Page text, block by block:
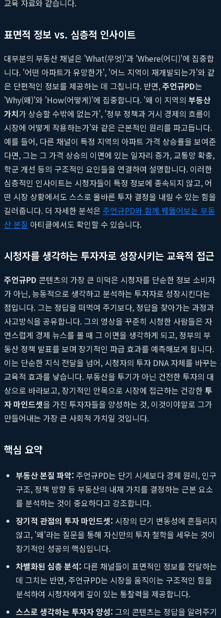
교육 자료와 같습니다.
표면적 정보 vs. 심층적 인사이트
대부분의 부동산 채널은 'What(무엇)'과 'Where(어디)'에 집중합
니다. '어떤 아파트가 유망한가', '어느 지역이 재개발되는가'와 같
은 단편적인 정보를 제공하는 데 그칩니다. 반면,주언규PD는
'Why(왜)'와 'How(어떻게)'에 집중합니다. '왜 이 지역의 부동산
가치가 상승할 수밖에 없는가', '정부 정책과 거시 경제의 흐름이
시장에 어떻게 작용하는가'와 같은 근본적인 원리를 파고듭니다.
예를 들어, 다른 채널이 특정 지역의 아파트 가격 상승률을 보여준
다면, 그는 그 가격 상승의 이면에 있는 일자리 증가, 교통망 확충,
학군 개선 등의 구조적인 요인들을 연결하여 설명합니다. 이러한
심층적인 인사이트는 시청자들이 특정 정보에 종속되지 않고, 어
떤 시장 상황에서도 스스로 올바른 투자 결정을 내릴 수 있는 힘을
길러줍니다. 더 자세한 분석은 주언규PD와 함께 꿰뚫어보는 부동
산 본질 아티클에서도 확인할 수 있습니다.
시청자를 생각하는 투자자로 성장시키는 교육적 접근
주언규PD 콘텐츠의 가장 큰 미덕은 시청자를 단순한 정보 소비자
가 아닌, 능동적으로 생각하고 분석하는 투자자로 성장시킨다는
점입니다. 그는 정답을 떠먹여 주기보다, 정답을 찾아가는 과정과
사고방식을 공유합니다. 그의 영상을 꾸준히 시청한 사람들은 자
연스럽게 경제 뉴스를 볼 때 그 이면을 생각하게 되고, 정부의 부
동산 정책 발표를 보며 장기적인 파급 효과를 예측해보게 됩니다.
이는 단순한 지식 전달을 넘어, 시청자의 투자 DNA 자체를 바꾸는
교육적 효과를 낳습니다. 부동산을 투기가 아닌 건전한 투자의 대
상으로 바라보고, 장기적인 안목으로 시장에 접근하는 건강한 투
자 마인드셋을 가진 투자자들을 양성하는 것, 이것이야말로 그가
만들어내는 가장 큰 사회적 가치일 것입니다.
핵심 요약
부동산 본질 파악: 주언규PD는 단기 시세보다 경제 원리, 인구
구조, 정책 방향 등 부동산의 내재 가치를 결정하는 근본 요소
를 분석하는 것이 중요하다고 강조합니다.
장기적 관점의 투자 마인드셋: 시장의 단기 변동성에 흔들리지
않고, '왜'라는 질문을 통해 자신만의 투자 철학을 세우는 것이
장기적인 성공의 핵심입니다.
차별화된 심층 분석: 다른 채널들이 표면적인 정보를 전달하는
데 그치는 반면, 주언규PD는 시장을 움직이는 구조적인 힘을
분석하여 시청자에게 깊이 있는 통찰력을 제공합니다.
스스로 생각하는 투자자 양성: 그의 콘텐츠는 정답을 알려주기